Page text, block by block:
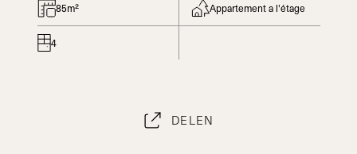
85m² Appartement a l'étage
4
DELEN